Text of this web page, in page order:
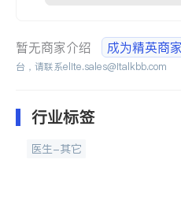
暂无商家介绍 成为精英商家
台，请联系elite.sales@italkbb.com
行业标签
医生-其它